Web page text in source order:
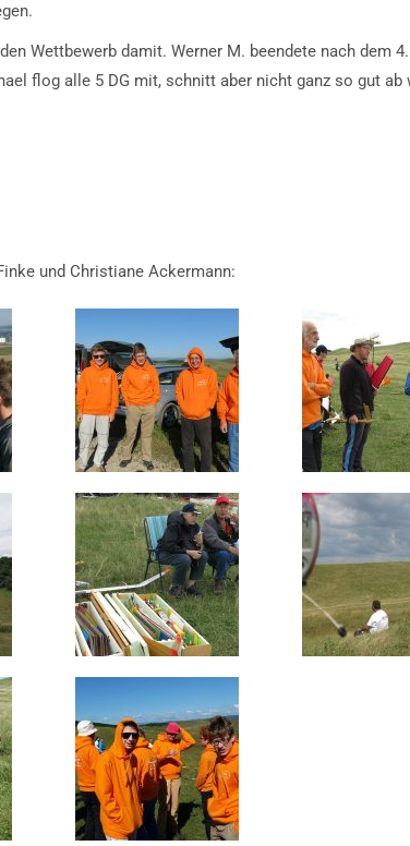
Wettbewerb damit. Werner M. beendete nach dem
flog alle 5 DG mit, schnitt aber nicht ganz so gut ab
und Christiane Ackermann: